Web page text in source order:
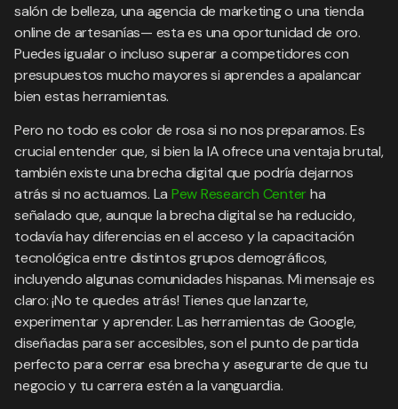
salón de belleza, una agencia de marketing o una tienda
online de artesanías— esta es una oportunidad de oro.
Puedes igualar o incluso superar a competidores con
presupuestos mucho mayores si aprendes a apalancar
bien estas herramientas.
Pero no todo es color de rosa si no nos preparamos. Es
crucial entender que, si bien la IA ofrece una ventaja brutal,
también existe una brecha digital que podría dejarnos
atrás si no actuamos. La Pew Research Centerha
señalado que, aunque la brecha digital se ha reducido,
todavía hay diferencias en el acceso y la capacitación
tecnológica entre distintos grupos demográficos,
incluyendo algunas comunidades hispanas. Mi mensaje es
claro: ¡No te quedes atrás! Tienes que lanzarte,
experimentar y aprender. Las herramientas de Google,
diseñadas para ser accesibles, son el punto de partida
perfecto para cerrar esa brecha y asegurarte de que tu
negocio y tu carrera estén a la vanguardia.